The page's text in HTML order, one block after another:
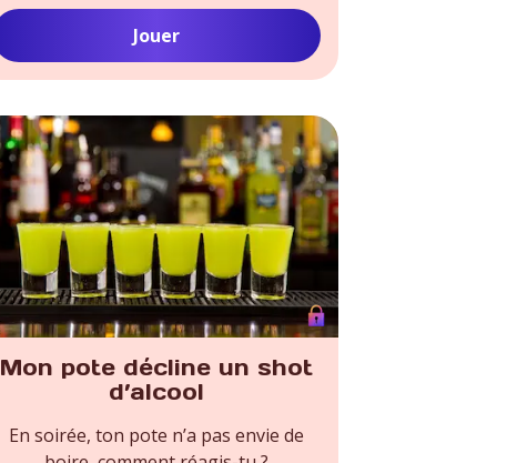
Jouer
Mon pote décline un shot
d’alcool
En soirée, ton pote n’a pas envie de